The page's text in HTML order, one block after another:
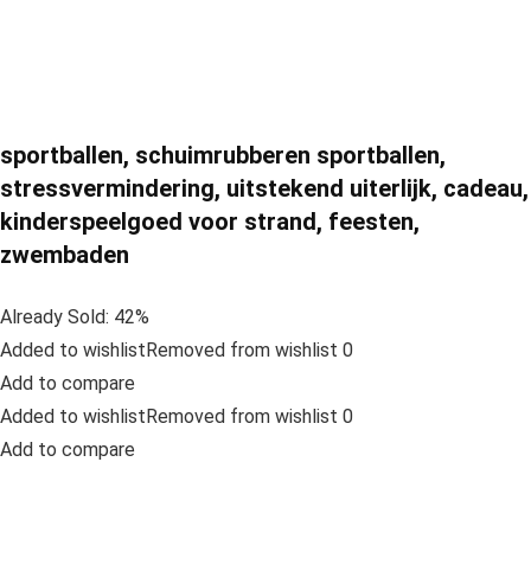
sportballen, schuimrubberen sportballen,
stressvermindering, uitstekend uiterlijk, cadeau,
kinderspeelgoed voor strand, feesten,
zwembaden
Already Sold: 42%
Added to wishlistRemoved from wishlist 0
Add to compare
Added to wishlistRemoved from wishlist 0
Add to compare